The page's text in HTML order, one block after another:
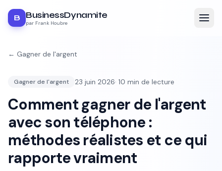
B BusinessDynamite
par Frank Houbre
← Gagner de l'argent
Gagner de l'argent 23 juin 2026· 10 min de lecture
Comment gagner de l'argent
avec son téléphone :
méthodes réalistes et ce qui
rapporte vraiment